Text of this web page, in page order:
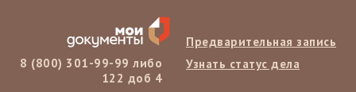
8 (800) 301-99-99 либо
122 доб 4
Предварительная запись
Узнать статус дела